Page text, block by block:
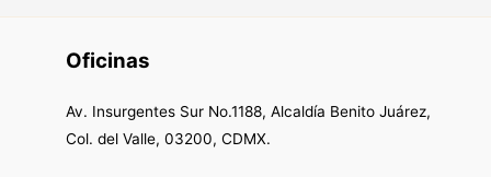
Oficinas
Av. Insurgentes Sur No.1188, Alcaldía Benito Juárez,
Col. del Valle, 03200, CDMX.